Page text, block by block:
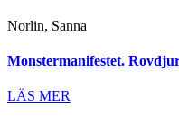
Norlin, Sanna
Monstermanifestet.
LÄS MER